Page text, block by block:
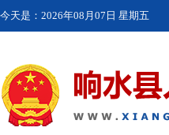
今天是： 2026年08月07日 星期五